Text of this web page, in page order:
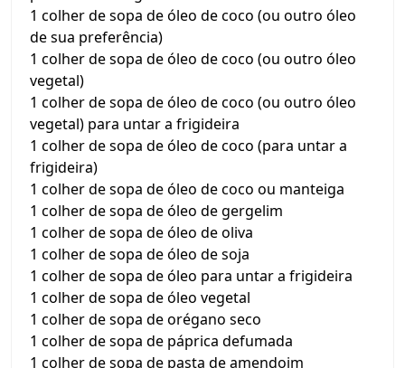
1 colher de sopa de óleo de coco (ou outro óleo
de sua preferência)
1 colher de sopa de óleo de coco (ou outro óleo
vegetal)
1 colher de sopa de óleo de coco (ou outro óleo
vegetal) para untar a frigideira
1 colher de sopa de óleo de coco (para untar a
frigideira)
1 colher de sopa de óleo de coco ou manteiga
1 colher de sopa de óleo de gergelim
1 colher de sopa de óleo de oliva
1 colher de sopa de óleo de soja
1 colher de sopa de óleo para untar a frigideira
1 colher de sopa de óleo vegetal
1 colher de sopa de orégano seco
1 colher de sopa de páprica defumada
1 colher de sopa de pasta de amendoim